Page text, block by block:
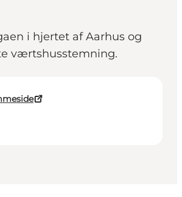
i hjertet af Aarhus og
værtshusstemning.